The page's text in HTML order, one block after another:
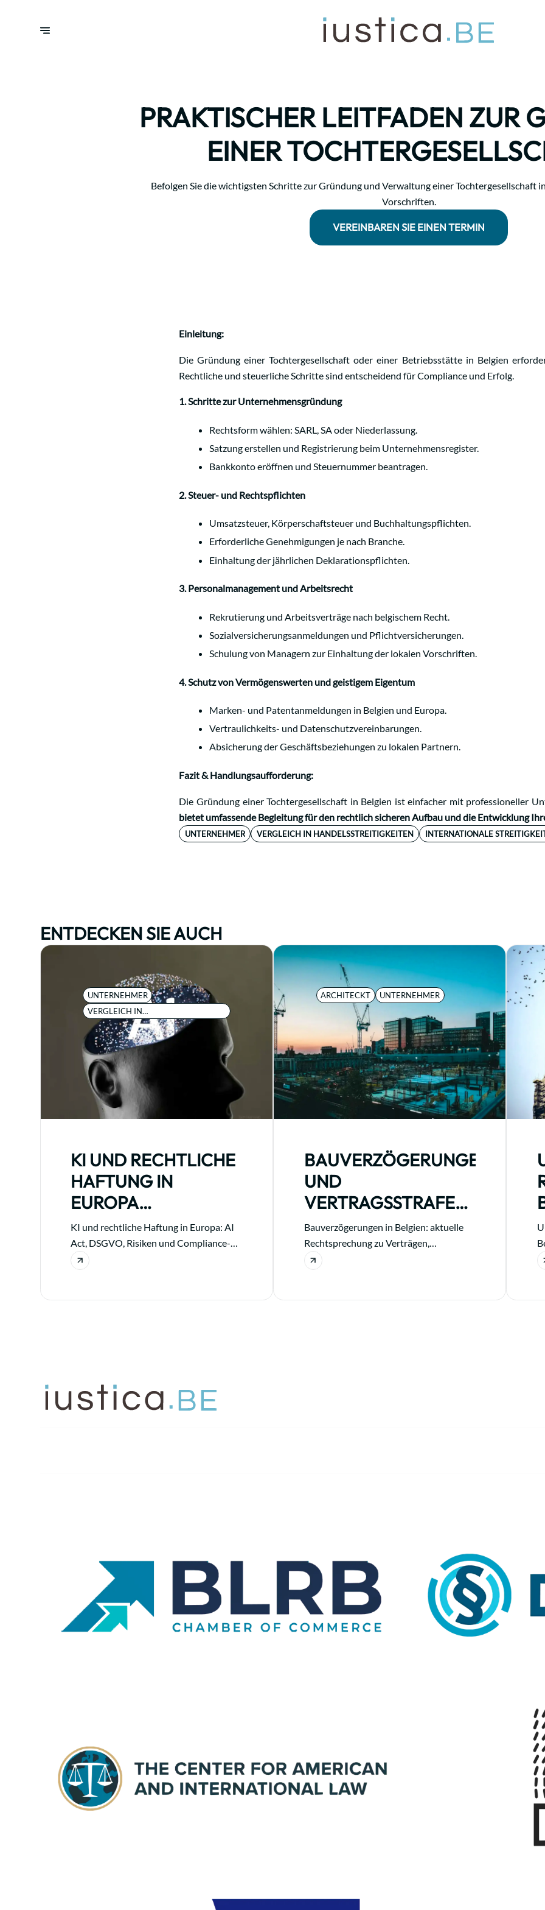
PRAKTISCHER LEITFADEN ZUR
EINER
Befolgen Sie die wichtigsten Schritte zur Gründung und Verwaltung einer Tochtergesellschaft
Vorschriften.
VEREINBAREN SIE EINEN TERMIN
Einleitung:
Die Gründung einer Tochtergesellschaft oder einer Betriebsstätte in Belgien
Rechtliche und steuerliche Schritte sind entscheidend für Compliance und Erfolg.
1. Schritte zur Unternehmensgründung
Rechtsform wählen: SARL, SA oder Niederlassung.
Satzung erstellen und Registrierung beim Unternehmensregister.
Bankkonto eröffnen und Steuernummer beantragen.
2. Steuer- und Rechtspflichten
Umsatzsteuer, Körperschaftsteuer und Buchhaltungspflichten.
Erforderliche Genehmigungen je nach Branche.
Einhaltung der jährlichen Deklarationspflichten.
3. Personalmanagement und Arbeitsrecht
Rekrutierung und Arbeitsverträge nach belgischem Recht.
Sozialversicherungsanmeldungen und Pflichtversicherungen.
Schulung von Managern zur Einhaltung der lokalen Vorschriften.
4. Schutz von Vermögenswerten und geistigem Eigentum
Marken- und Patentanmeldungen in Belgien und Europa.
Vertraulichkeits- und Datenschutzvereinbarungen.
Absicherung der Geschäftsbeziehungen zu lokalen Partnern.
Fazit & Handlungsaufforderung:
Die Gründung einer Tochtergesellschaft in Belgien ist einfacher mit professioneller
bietet umfassende Begleitung für den rechtlich sicheren Aufbau und die Entwicklung
UNTERNEHMER VERGLEICH IN HANDELSSTREITIGKEITEN INTERNATIONALE
ENTDECKEN SIE AUCH
UNTERNEHMER
VERGLEICH IN
HANDELSSTREITIGKEITEN
KI UND RECHTLICHE
HAFTUNG IN
EUROPA
FÜRUNTERNEHMEN
KI und rechtliche Haftung in Europa: AI
Act, DSGVO, Risiken und Compliance-
Pflichten für Unternehmen, die
ARCHITECKT UNTERNEHMER
BAUVERZÖGERUNGEN
UND
VERTRAGSSTRAFEN:
AKTUELLE
RECHTSPRECHUNG
Bauverzögerungen in Belgien: aktuelle
Rechtsprechung zu Verträgen,
Vertragsstrafen und Haftung in Belgien